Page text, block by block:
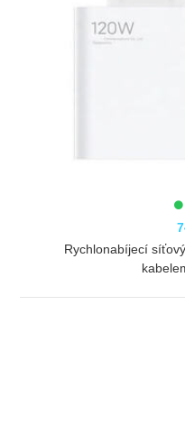
Rychlonabíjecí